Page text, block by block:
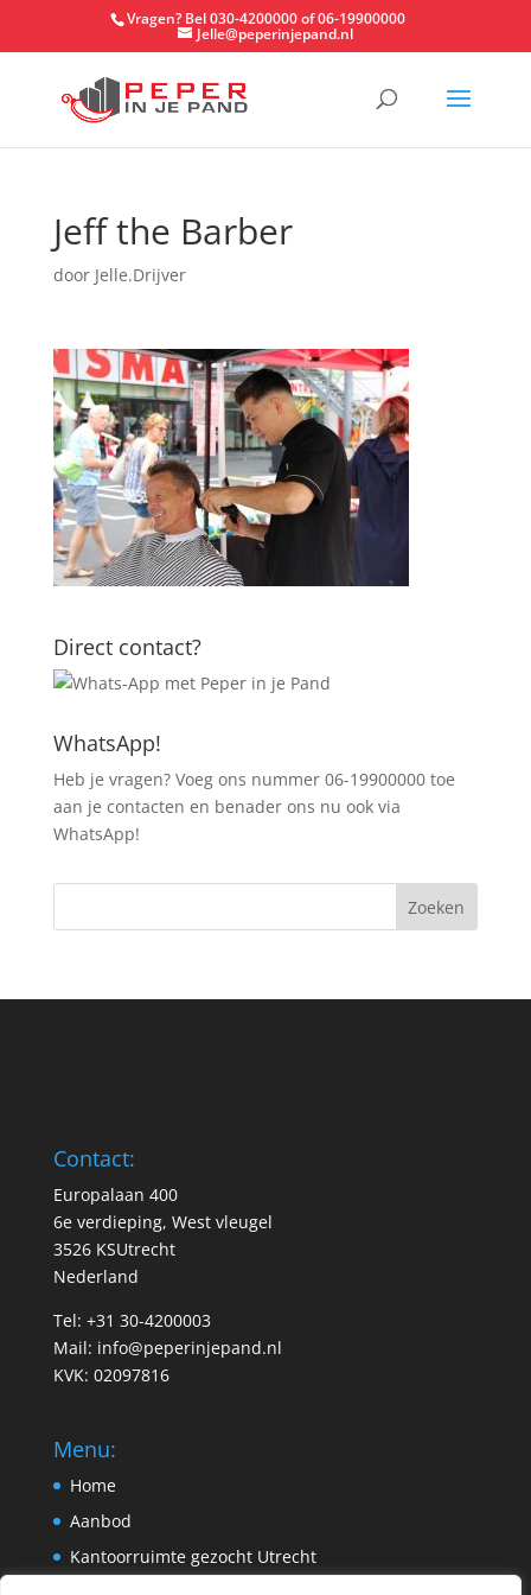
Vragen? Bel 030-4200000 of 06-19900000
Jelle@peperinjepand.nl
Jeff the Barber
door Jelle.Drijver
Direct contact?
WhatsApp!
Heb je vragen? Voeg ons nummer 06-19900000 toe
aan je contacten en benader ons nu ook via
WhatsApp!
Contact:
Europalaan 400
6e verdieping, West vleugel
3526 KSUtrecht
Nederland
Tel: +31 30-4200003
Mail: info@peperinjepand.nl
KVK: 02097816
Menu:
Home
Aanbod
Kantoorruimte gezocht Utrecht